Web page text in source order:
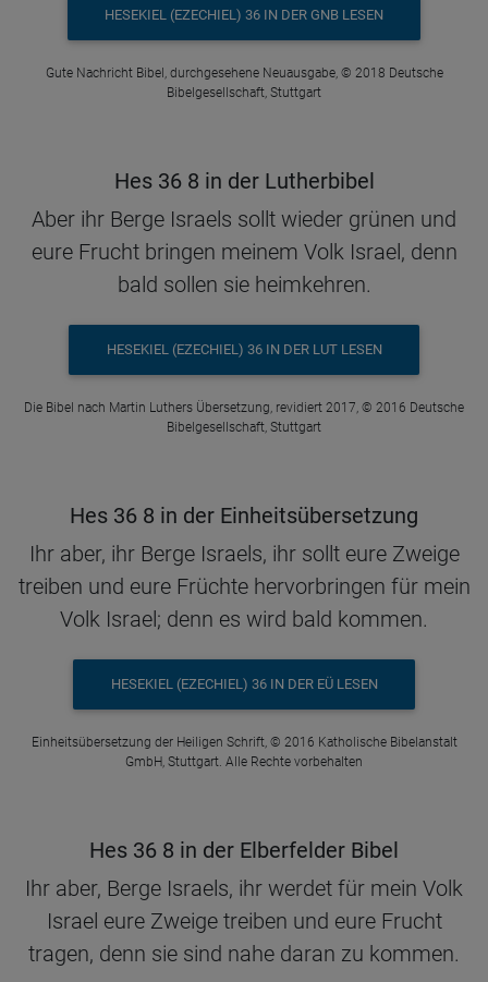
HESEKIEL (EZECHIEL) 36 IN DER GNB LESEN
Gute Nachricht Bibel, durchgesehene Neuausgabe, © 2018 Deutsche
Bibelgesellschaft, Stuttgart
Hes 36 8 in der Lutherbibel
Aber ihr Berge Israels sollt wieder grünen und
eure Frucht bringen meinem Volk Israel, denn
bald sollen sie heimkehren.
HESEKIEL (EZECHIEL) 36 IN DER LUT LESEN
Die Bibel nach Martin Luthers Übersetzung, revidiert 2017, © 2016 Deutsche
Bibelgesellschaft, Stuttgart
Hes 36 8 in der Einheitsübersetzung
Ihr aber, ihr Berge Israels, ihr sollt eure Zweige
treiben und eure Früchte hervorbringen für mein
Volk Israel; denn es wird bald kommen.
HESEKIEL (EZECHIEL) 36 IN DER EÜ LESEN
Einheitsübersetzung der Heiligen Schrift, © 2016 Katholische Bibelanstalt
GmbH, Stuttgart. Alle Rechte vorbehalten
Hes 36 8 in der Elberfelder Bibel
Ihr aber, Berge Israels, ihr werdet für mein Volk
Israel eure Zweige treiben und eure Frucht
tragen, denn sie sind nahe daran zu kommen.